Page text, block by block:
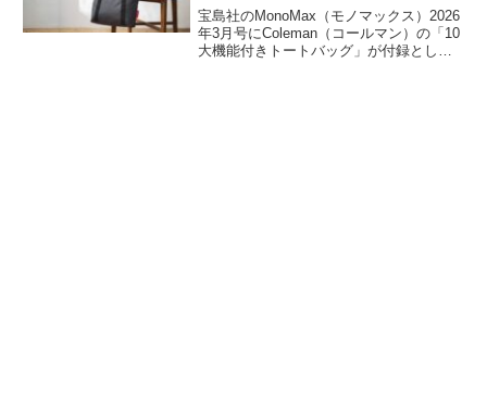
宝島社のMonoMax（モノマックス）2026
年3月号にColeman（コールマン）の「10
大機能付きトートバッグ」が付録として